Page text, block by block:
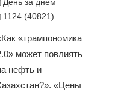
День за днем
1124 (40821)
«трампономика
может повлиять
нефть и
«Цены